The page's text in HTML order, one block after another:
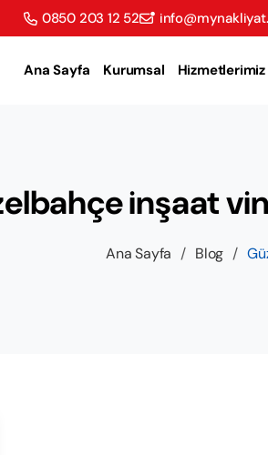
0850 203 12 52
Ana Sayfa Kurumsal Hizmetlerimiz
inşaat
Ana Sayfa / Blog /